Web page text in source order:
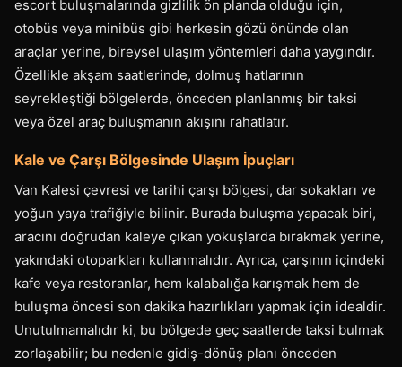
escort buluşmalarında gizlilik ön planda olduğu için,
otobüs veya minibüs gibi herkesin gözü önünde olan
araçlar yerine, bireysel ulaşım yöntemleri daha yaygındır.
Özellikle akşam saatlerinde, dolmuş hatlarının
seyrekleştiği bölgelerde, önceden planlanmış bir taksi
veya özel araç buluşmanın akışını rahatlatır.
Kale ve Çarşı Bölgesinde Ulaşım İpuçları
Van Kalesi çevresi ve tarihi çarşı bölgesi, dar sokakları ve
yoğun yaya trafiğiyle bilinir. Burada buluşma yapacak biri,
aracını doğrudan kaleye çıkan yokuşlarda bırakmak yerine,
yakındaki otoparkları kullanmalıdır. Ayrıca, çarşının içindeki
kafe veya restoranlar, hem kalabalığa karışmak hem de
buluşma öncesi son dakika hazırlıkları yapmak için idealdir.
Unutulmamalıdır ki, bu bölgede geç saatlerde taksi bulmak
zorlaşabilir; bu nedenle gidiş-dönüş planı önceden